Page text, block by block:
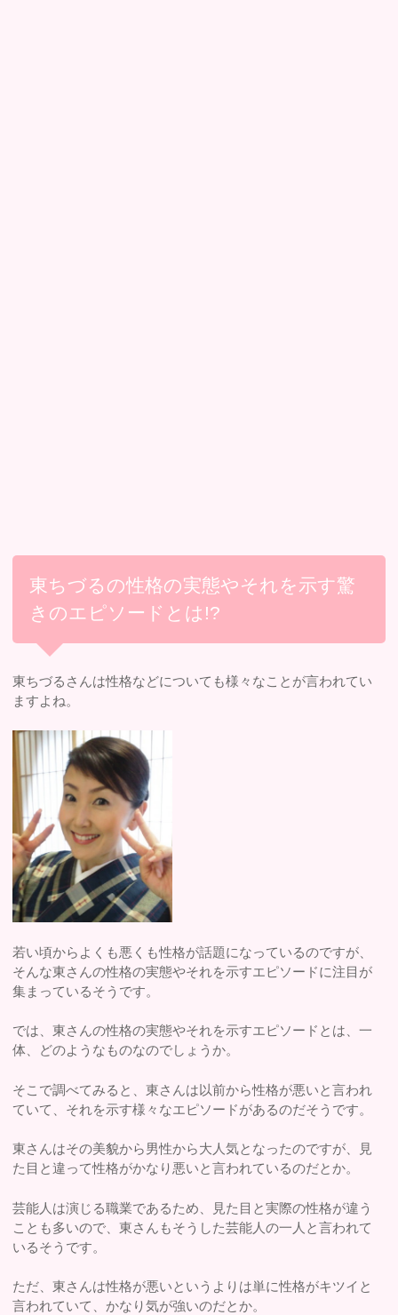
東ちづるの性格の実態やそれを示す驚
きのエピソードとは!?
東ちづるさんは性格などについても様々なことが言われてい
ますよね。
若い頃からよくも悪くも性格が話題になっているのですが、
そんな東さんの性格の実態やそれを示すエピソードに注目が
集まっているそうです。
では、東さんの性格の実態やそれを示すエピソードとは、一
体、どのようなものなのでしょうか。
そこで調べてみると、東さんは以前から性格が悪いと言われ
ていて、それを示す様々なエピソードがあるのだそうです。
東さんはその美貌から男性から大人気となったのですが、見
た目と違って性格がかなり悪いと言われているのだとか。
芸能人は演じる職業であるため、見た目と実際の性格が違う
ことも多いので、東さんもそうした芸能人の一人と言われて
いるそうです。
ただ、東さんは性格が悪いというよりは単に性格がキツイと
言われていて、かなり気が強いのだとか。